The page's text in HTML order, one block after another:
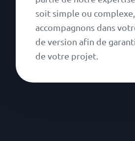
soit simple ou
accompagnons dans
de version afin de
de votre projet.